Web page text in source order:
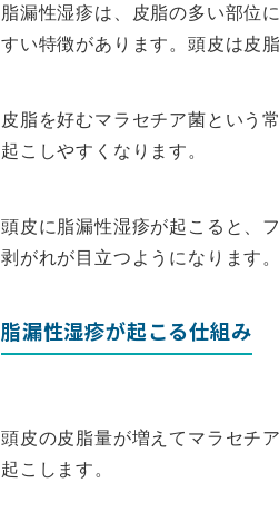
脂漏性湿疹は、皮脂の多い部位
すい特徴があります。頭皮は皮
皮脂を好むマラセチア菌という
起こしやすくなります。
頭皮に脂漏性湿疹が起こると、
剥がれが目立つようになります。
脂漏性湿疹が起こる仕組み
頭皮の皮脂量が増えてマラセチ
起こします。